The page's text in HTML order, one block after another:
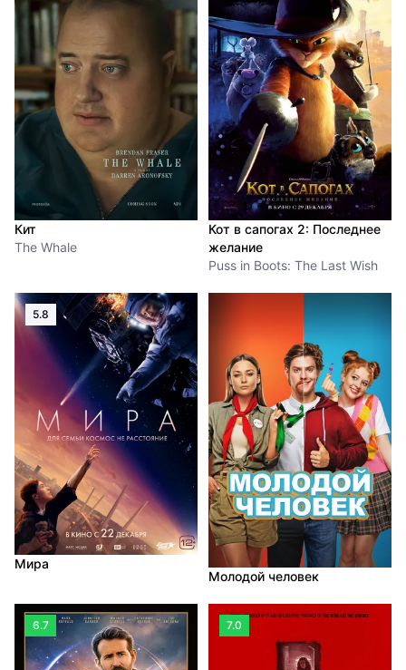
Кит
The Whale
Кот в сапогах 2: Последнее
желание
Puss in Boots: The Last Wish
5.8
Мира
Молодой человек
6.7 7.0